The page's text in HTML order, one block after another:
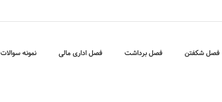
فصل شکفتن فصل برداشت فصل اداری مالی نمونه سوالات